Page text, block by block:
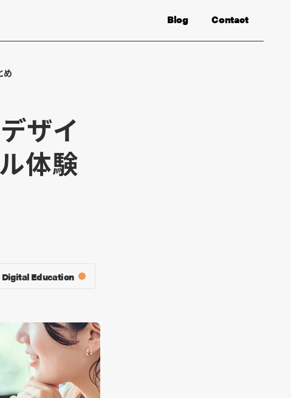
Contact
Blog
め
ザイ
体験
Digital Education